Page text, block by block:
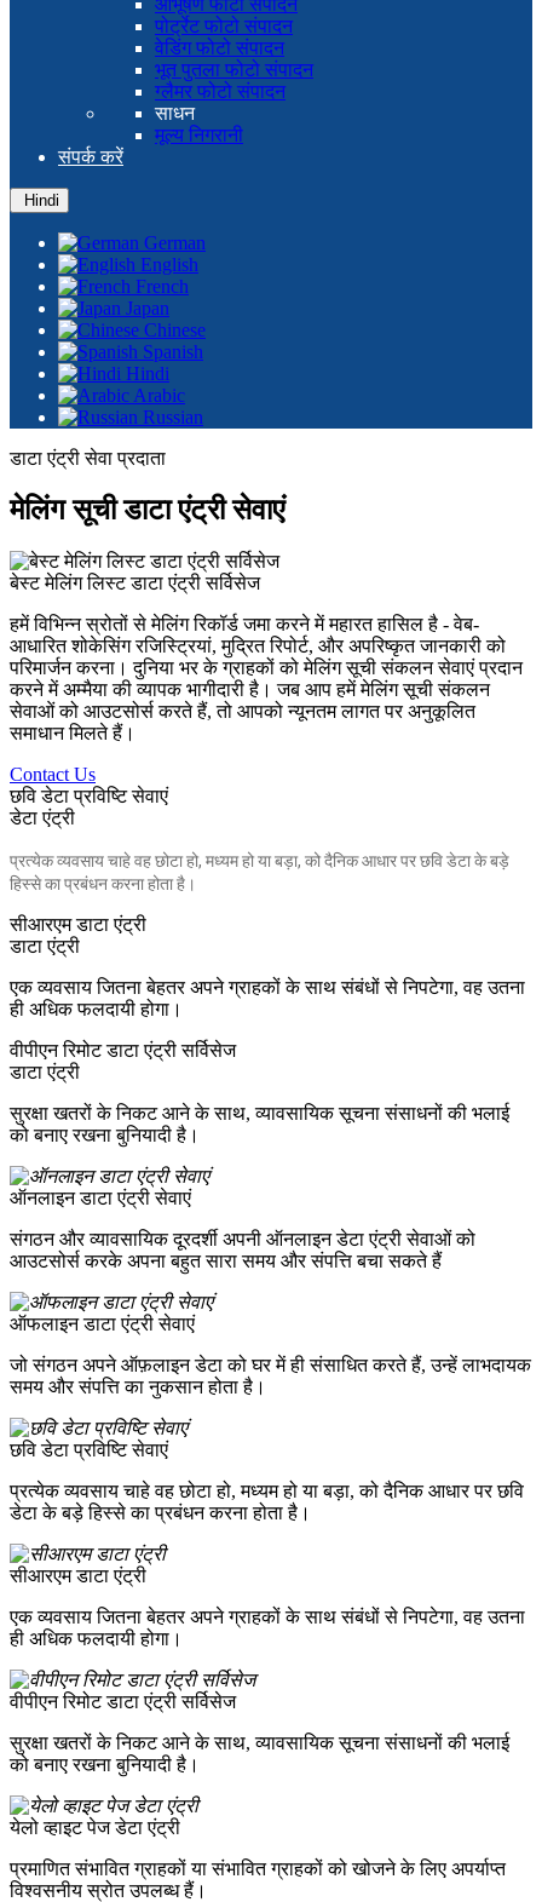
आभूषण फोटो संपादन
पोर्ट्रेट फोटो संपादन
वेडिंग फोटो संपादन
भूत पुतला फोटो संपादन
ग्लैमर फोटो संपादन
साधन
मूल्य निगरानी
संपर्क करें
Hindi
German
English
French
Japan
Chinese
Spanish
Hindi
Arabic
Russian
डाटा एंट्री सेवा प्रदाता
मेलिंग सूची डाटा एंट्री सेवाएं
बेस्ट मेलिंग लिस्ट डाटा एंट्री सर्विसेज
हमें विभिन्न स्रोतों से मेलिंग रिकॉर्ड जमा करने में महारत हासिल है - वेब-
आधारित शोकेसिंग रजिस्ट्रियां, मुद्रित रिपोर्ट, और अपरिष्कृत जानकारी को
परिमार्जन करना। दुनिया भर के ग्राहकों को मेलिंग सूची संकलन सेवाएं प्रदान
करने में अम्मैया की व्यापक भागीदारी है। जब आप हमें मेलिंग सूची संकलन
सेवाओं को आउटसोर्स करते हैं, तो आपको न्यूनतम लागत पर अनुकूलित
समाधान मिलते हैं।
Contact Us
छवि डेटा प्रविष्टि सेवाएं
डेटा एंट्री
प्रत्येक व्यवसाय चाहे वह छोटा हो, मध्यम हो या बड़ा, को दैनिक आधार पर छवि डेटा के बड़े
हिस्से का प्रबंधन करना होता है।
सीआरएम डाटा एंट्री
डाटा एंट्री
एक व्यवसाय जितना बेहतर अपने ग्राहकों के साथ संबंधों से निपटेगा, वह उतना
ही अधिक फलदायी होगा।
वीपीएन रिमोट डाटा एंट्री सर्विसेज
डाटा एंट्री
सुरक्षा खतरों के निकट आने के साथ, व्यावसायिक सूचना संसाधनों की भलाई
को बनाए रखना बुनियादी है।
ऑनलाइन डाटा एंट्री सेवाएं
संगठन और व्यावसायिक दूरदर्शी अपनी ऑनलाइन डेटा एंट्री सेवाओं को
आउटसोर्स करके अपना बहुत सारा समय और संपत्ति बचा सकते हैं
ऑफलाइन डाटा एंट्री सेवाएं
जो संगठन अपने ऑफ़लाइन डेटा को घर में ही संसाधित करते हैं, उन्हें लाभदायक
समय और संपत्ति का नुकसान होता है।
छवि डेटा प्रविष्टि सेवाएं
प्रत्येक व्यवसाय चाहे वह छोटा हो, मध्यम हो या बड़ा, को दैनिक आधार पर छवि
डेटा के बड़े हिस्से का प्रबंधन करना होता है।
सीआरएम डाटा एंट्री
एक व्यवसाय जितना बेहतर अपने ग्राहकों के साथ संबंधों से निपटेगा, वह उतना
ही अधिक फलदायी होगा।
वीपीएन रिमोट डाटा एंट्री सर्विसेज
सुरक्षा खतरों के निकट आने के साथ, व्यावसायिक सूचना संसाधनों की भलाई
को बनाए रखना बुनियादी है।
येलो व्हाइट पेज डेटा एंट्री
प्रमाणित संभावित ग्राहकों या संभावित ग्राहकों को खोजने के लिए अपर्याप्त
विश्वसनीय स्रोत उपलब्ध हैं।